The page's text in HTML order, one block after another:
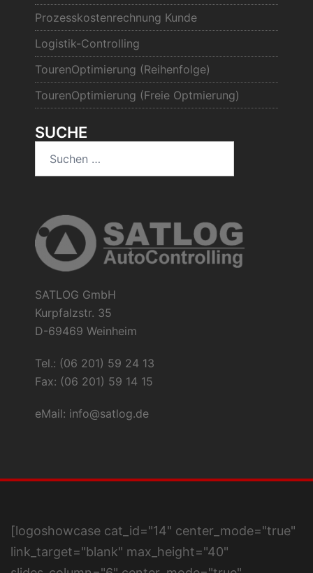
Prozesskostenrechnung Kunde
Logistik-Controlling
TourenOptimierung (Reihenfolge)
TourenOptimierung (Freie Optmierung)
SUCHE
SATLOG GmbH
Kurpfalzstr. 35
D-69469 Weinheim
Tel.: (06 201) 59 24 13
Fax: (06 201) 59 14 15
eMail: info@satlog.de
[logoshowcase cat_id="14" center_mode="true"
link_target="blank" max_height="40"